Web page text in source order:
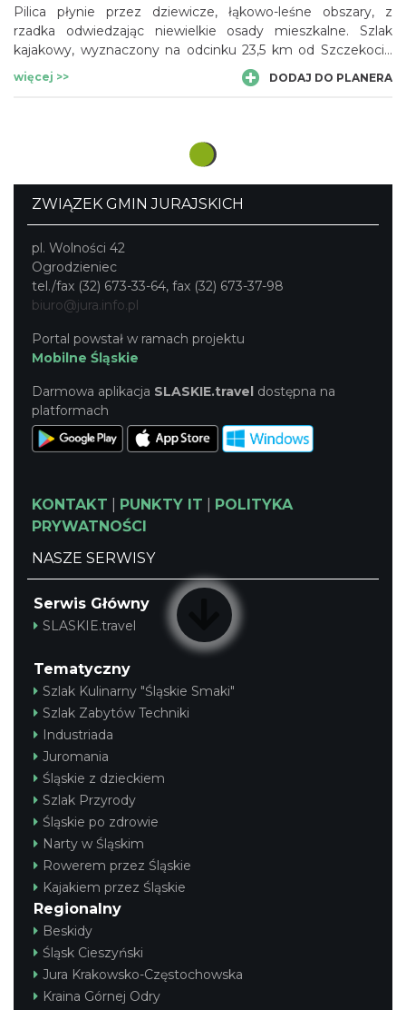
Pilica płynie przez dziewicze, łąkowo-leśne obszary, z
rzadka odwiedzając niewielkie osady mieszkalne. Szlak
kajakowy, wyznaczony na odcinku 23,5 km od Szczekocin
do Wąsosza, można podzielić na dwa całodniowe
kilkunastokilometrowe odcinki: Szczekociny – Przyłęk oraz
wziąć pod uwagę, że spływ Pilicą wymaga od kajakarzy
wytrzymałości, ponieważ pomiędzy jednym przystankiem a
drugim są długie odcinki bez możliwości zakończenia
spływu.
więcej >> DODAJ DO PLANERA
ZWIĄZEK GMIN JURAJSKICH
pl. Wolności 42
Ogrodzieniec
tel./fax (32) 673-33-64, fax (32) 673-37-98
biuro@jura.info.pl
Portal powstał w ramach projektu
Mobilne Śląskie
Darmowa aplikacja SLASKIE.travel dostępna na
platformach
KONTAKT PUNKTY IT
POLITYKA
PRYWATNOŚCI
NASZE SERWISY
Serwis Główny
SLASKIE.travel
Tematyczny
Szlak Kulinarny "Śląskie Smaki"
Szlak Zabytów Techniki
Industriada
Juromania
Śląskie z dzieckiem
Szlak Przyrody
Śląskie po zdrowie
Narty w Śląskim
Rowerem przez Śląskie
Kajakiem przez Śląskie
Regionalny
Beskidy
Śląsk Cieszyński
Jura Krakowsko-Częstochowska
Kraina Górnej Odry